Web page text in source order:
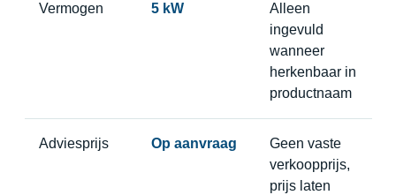
Vermogen 5 kW
Alleen
ingevuld
wanneer
herkenbaar in
productnaam
Adviesprijs Op aanvraag
Geen vaste
verkoopprijs,
prijs laten